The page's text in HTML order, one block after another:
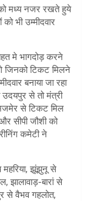
को मध्य नजर रखते हुये
भी उम्मीदवार
मे भागदोड़ करने
जिनको टिकट मिलने
बनाया जा रहा
उदयपुर से तो मंत्री
से टिकट मिल
सीपी जौशी को
कमेटी ने
झूंझुनू से
झालावाड़-बारां से
से वैभव गहलोत,